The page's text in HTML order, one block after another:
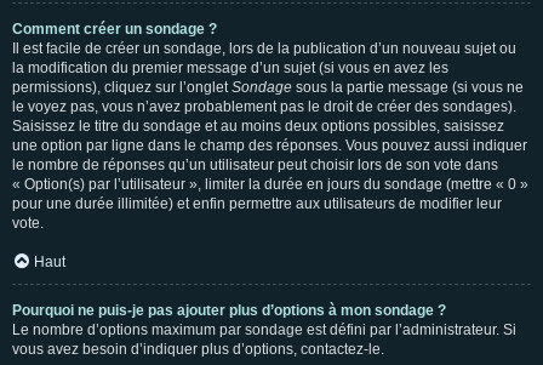
Comment créer un sondage ?
Il est facile de créer un sondage, lors de la publication d’un nouveau sujet ou
la modification du premier message d’un sujet (si vous en avez les
permissions), cliquez sur l’ongletSondage sous la partie message (si vous ne
le voyez pas, vous n’avez probablement pas le droit de créer des sondages).
Saisissez le titre du sondage et au moins deux options possibles, saisissez
une option par ligne dans le champ des réponses. Vous pouvez aussi indiquer
le nombre de réponses qu’un utilisateur peut choisir lors de son vote dans
« Option(s) par l’utilisateur », limiter la durée en jours du sondage (mettre « 0 »
pour une durée illimitée) et enfin permettre aux utilisateurs de modifier leur
vote.
Haut
Pourquoi ne puis-je pas ajouter plus d’options à mon sondage ?
Le nombre d’options maximum par sondage est défini par l’administrateur. Si
vous avez besoin d’indiquer plus d’options, contactez-le.